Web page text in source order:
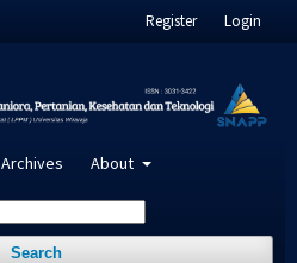
Archives About
Search
Register Login